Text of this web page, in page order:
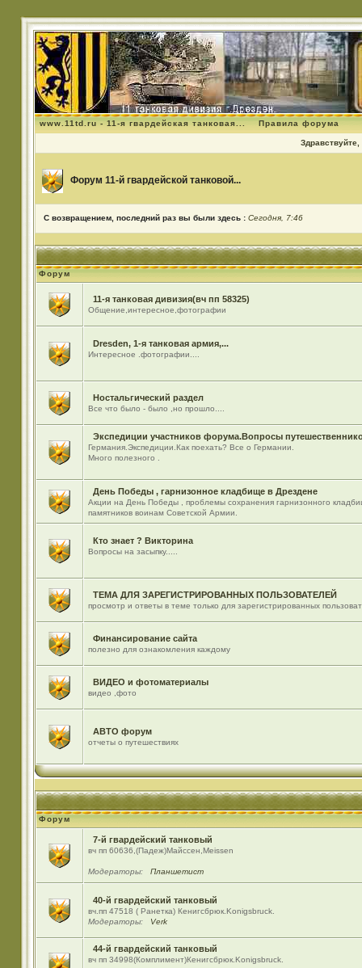
www.11td.ru - 11-я гвардейская танковая... Правила форума
Здравствуйте,
Форум 11-й гвардейской танковой...
С возвращением, последний раз вы были здесь : Сегодня, 7:46
Форум
11-я танковая дивизия(вч пп 58325)
Общение,интересное,фотографии
Dresden, 1-я танковая армия,...
Интересное .фотографии....
Ностальгический раздел
Все что было - было ,но прошло....
Экспедиции участников форума.Вопросы
Германия.Экспедиции.Как поехать? Все о Германии.
Много полезного .
День Победы , гарнизонное кладбище в Дрездене
Акции на День Победы , проблемы сохранения гарнизонного
памятников воинам Советской Армии.
Кто знает ? Викторина
Вопросы на засыпку.....
ТЕМА ДЛЯ ЗАРЕГИСТРИРОВАННЫХ ПОЛЬЗОВАТЕЛЕЙ
просмотр и ответы в теме только для зарегистрированных
Финансирование сайта
полезно для ознакомления каждому
ВИДЕО и фотоматериалы
видео ,фото
АВТО форум
отчеты о путешествиях
Форум
7-й гвардейский танковый
вч пп 60636,(Падеж)Майсcен,Meissen
Модераторы: Планшетист
40-й гвардейский танковый
вч.пп 47518 ( Ранетка) Кенигсбрюк.Konigsbruck.
Модераторы:
Verk
44-й гвардейский танковый
вч пп 34998(Комплимент)Кенигсбрюк.Konigsbruck.